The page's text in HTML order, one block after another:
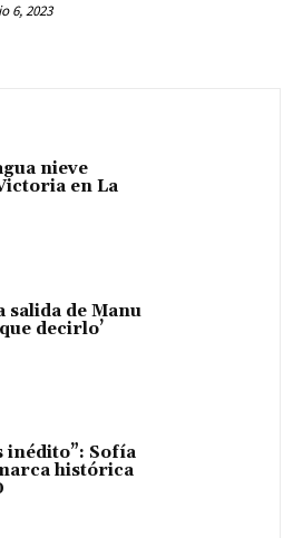
6, 2023
nieve
en La
salida de Manu
decirlo’
inédito”: Sofía
histórica